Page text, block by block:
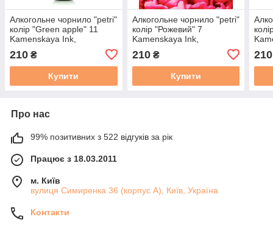
Алкогольне чорнило "petri"
колір "Green apple" 11
Kamenskaya Ink,
210 ₴
Купити
Алкогольне чорнило "petri"
колір "Рожевий" 7
Kamenskaya Ink,
210₴
Купити
210
Про нас
99% позитивних з 522 відгуків за рік
Працює з 18.03.2011
м. Київ
вулиця Симиренка 36 (корпус А), Київ, Україна
Контакти